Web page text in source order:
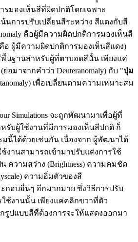
มองเห็นสีที่ผิดปกติโดยเฉพาะ
น้นการปรับเปลี่ยนสีระหว่าง สีแดงกับสี
คือผู้มีความผิดปกติการมองเห็นสี
คือ ผู้มีความผิดปกติการมองเห็นสีแดง)
นฐานสำหรับผู้ที่ตาบอดสีนั้น เพียงแค่
ย่อมาจากคำว่า Deuteranomaly) กับ "ปุ่ม
เพื่อเปลี่ยนตามความเหมาะสม
Simulations จะถูกพัฒนามาเพื่อผู้ที่
รับผู้ใช้งานที่มีการมองเห็นสีปกติ ก็
นี้ได้ด้วยเช่นกัน เนื่องจาก ผู้พัฒนาได้
งานสามารถเข้ามาปรับแต่งการใช้
ความสว่าง (Brightness) ความคมชัด
ความอิ่มตัวของสี
ะกอบอื่นๆ อีกมากมาย ซึ่งวิธีการปรับ
ช้งานนั้น เพียงแค่คลิกขวาที่ตัว
รูปแบบสีที่ต้องการจะให้แสดงออกมา